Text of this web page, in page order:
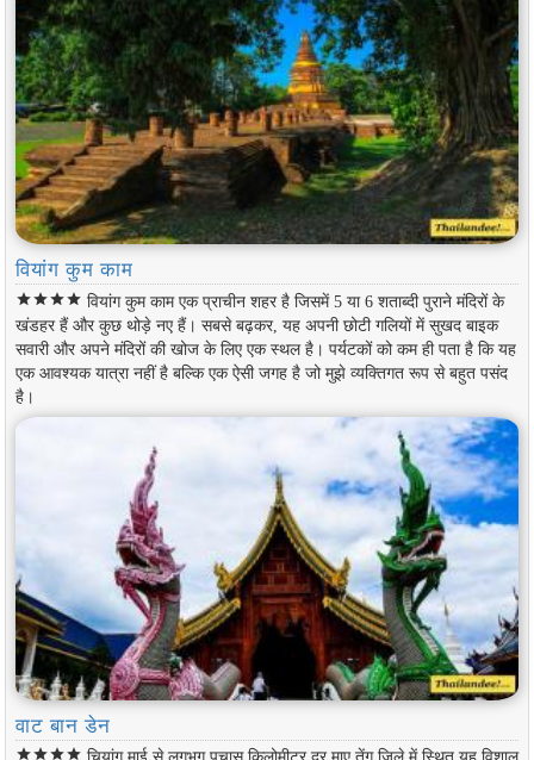
वियांग कुम काम
starstarstarstar वियांग कुम काम एक प्राचीन शहर है जिसमें 5 या 6 शताब्दी पुराने मंदिरों के
खंडहर हैं और कुछ थोड़े नए हैं। सबसे बढ़कर, यह अपनी छोटी गलियों में सुखद बाइक
सवारी और अपने मंदिरों की खोज के लिए एक स्थल है। पर्यटकों को कम ही पता है कि यह
एक आवश्यक यात्रा नहीं है बल्कि एक ऐसी जगह है जो मुझे व्यक्तिगत रूप से बहुत पसंद
है।
वाट बान डेन
starstarstarstar